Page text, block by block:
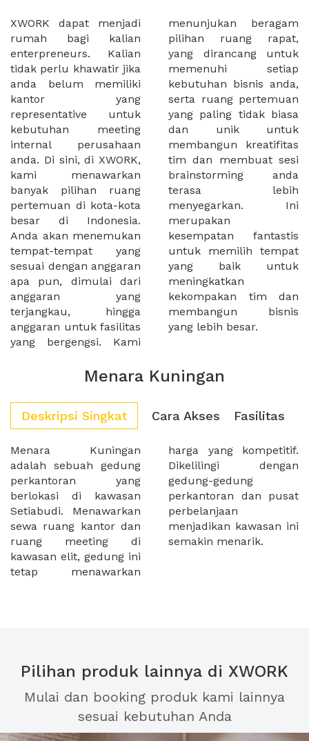
XWORK dapat menjadi
rumah bagi kalian
enterpreneurs. Kalian
tidak perlu khawatir jika
anda belum memiliki
kantor yang
representative untuk
kebutuhan meeting
internal perusahaan
anda. Di sini, di XWORK,
kami menawarkan
banyak pilihan ruang
pertemuan di kota-kota
besar di Indonesia.
Anda akan menemukan
tempat-tempat yang
sesuai dengan anggaran
apa pun, dimulai dari
anggaran yang
terjangkau, hingga
anggaran untuk fasilitas
yang bergengsi. Kami
menunjukan beragam
pilihan ruang rapat,
yang dirancang untuk
memenuhi setiap
kebutuhan bisnis anda,
serta ruang pertemuan
yang paling tidak biasa
dan unik untuk
membangun kreatifitas
tim dan membuat sesi
brainstorming anda
terasa lebih
menyegarkan. Ini
merupakan
kesempatan fantastis
untuk memilih tempat
yang baik untuk
meningkatkan
kekompakan tim dan
membangun bisnis
yang lebih besar.
Menara Kuningan
Deskripsi Singkat Cara Akses Fasilitas
Menara Kuningan
adalah sebuah gedung
perkantoran yang
berlokasi di kawasan
Setiabudi. Menawarkan
sewa ruang kantor dan
ruang meeting di
kawasan elit, gedung ini
tetap menawarkan
harga yang kompetitif.
Dikelilingi dengan
gedung-gedung
perkantoran dan pusat
perbelanjaan
menjadikan kawasan ini
semakin menarik.
Pilihan produk lainnya di XWORK
Mulai dan booking produk kami lainnya
sesuai kebutuhan Anda